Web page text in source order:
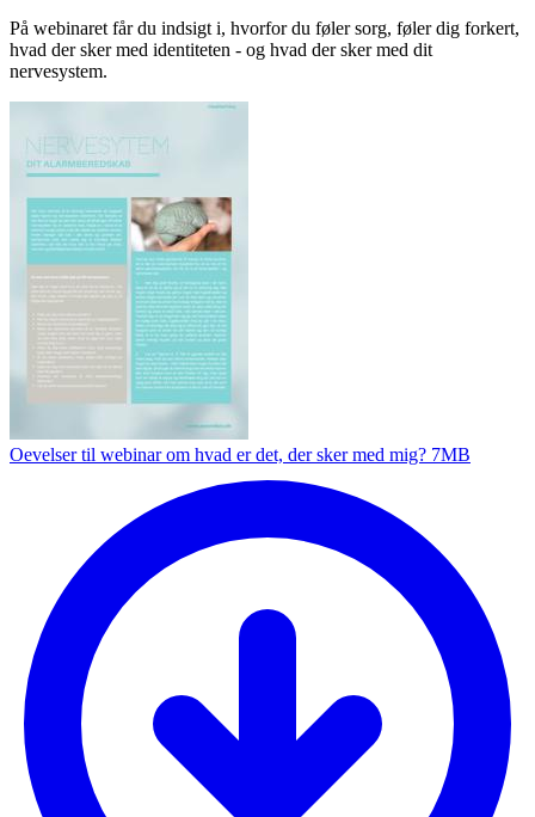
På webinaret får du indsigt i, hvorfor du føler sorg, føler dig forkert,
hvad der sker med identiteten - og hvad der sker med dit
nervesystem.
Oevelser til webinar om hvad er det, der sker med mig? 7MB